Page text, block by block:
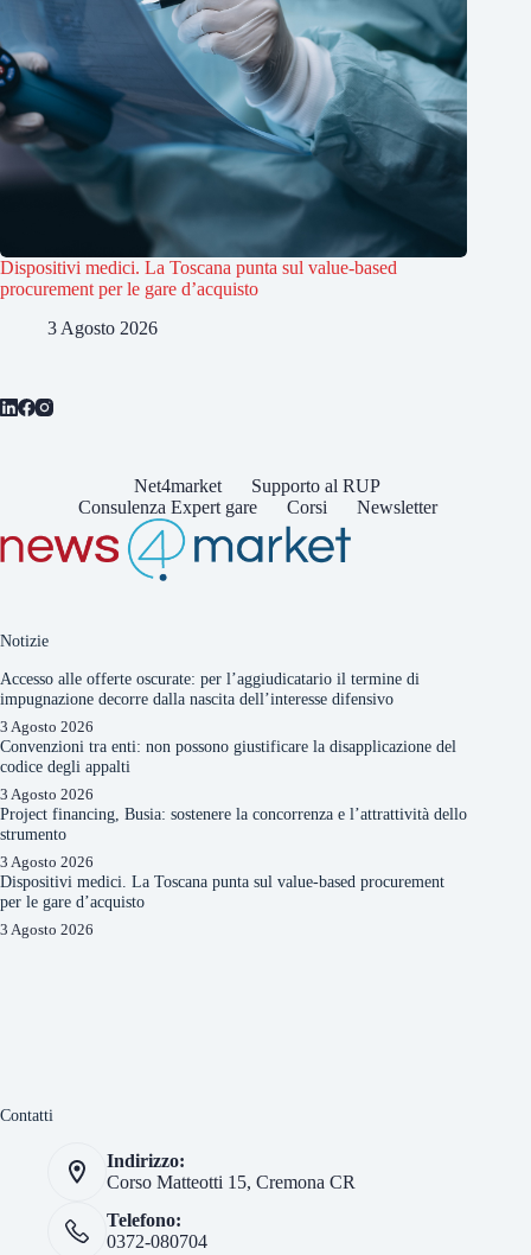
Dispositivi medici. La Toscana punta sul value-based
procurement per le gare d’acquisto
3 Agosto 2026
Net4market
Supporto al RUP
Consulenza Expert gare
Corsi Newsletter
Notizie
Accesso alle offerte oscurate: per l’aggiudicatario il termine di
impugnazione decorre dalla nascita dell’interesse difensivo
3 Agosto 2026
Convenzioni tra enti: non possono giustificare la disapplicazione del
codice degli appalti
3 Agosto 2026
Project financing, Busia: sostenere la concorrenza e l’attrattività dello
strumento
3 Agosto 2026
Dispositivi medici. La Toscana punta sul value-based procurement
per le gare d’acquisto
3 Agosto 2026
Contatti
Indirizzo:
Corso Matteotti 15, Cremona CR
Telefono:
0372-080704